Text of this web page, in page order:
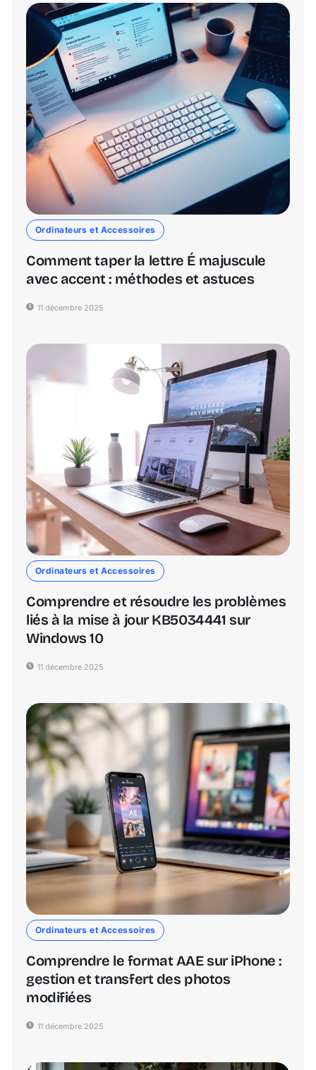
Ordinateurs et Accessoires
Comment taper la lettre É majuscule
avec accent : méthodes et astuces
11 décembre 2025
Ordinateurs et Accessoires
Comprendre et résoudre les problèmes
liés à la mise à jour KB5034441 sur
Windows 10
11 décembre 2025
Ordinateurs et Accessoires
Comprendre le format AAE sur iPhone :
gestion et transfert des photos
modifiées
11 décembre 2025